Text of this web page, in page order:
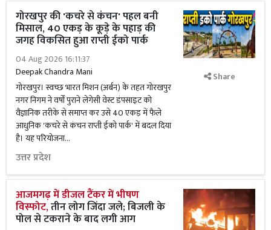
गोरखपुर की 'कचरे से कंचन' पहल बनी
मिसाल, 40 एकड़ के कूड़े के पहाड़ की
जगह विकसित हुआ राप्ती ईको पार्क
04 Aug 2026 16:11:37
Deepak Chandra Mani
गोरखपुर। स्वच्छ भारत मिशन (अर्बन) के तहत गोरखपुर
नगर निगम ने वर्षों पुराने लेगेसी वेस्ट डंपसाइट को
वैज्ञानिक तरीके से समाप्त कर उसे 40 एकड़ में फैले
आधुनिक 'कचरे से कंचन राप्ती ईको पार्क' में बदल दिया
है। यह परियोजना...
उत्तर प्रदेश
Share
आजमगढ़ में डीजल टैंकर में भीषण
विस्फोट,तीन लोग जिंदा जले; बिजली के
पोल से टकराने के बाद लगी आग